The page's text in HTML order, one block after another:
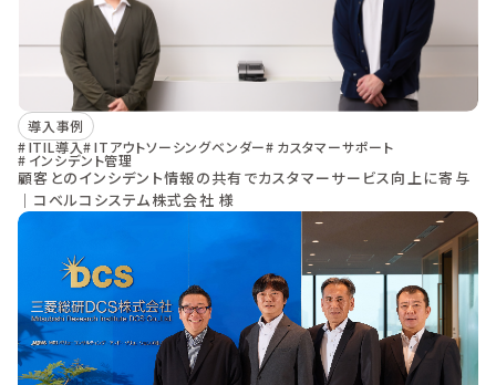
導入事例
ITIL導入 ITアウトソーシングベンダー カスタマーサポート
インシデント管理
顧客とのインシデント情報の共有でカスタマーサービス向上に寄与
｜コベルコシステム株式会社 様